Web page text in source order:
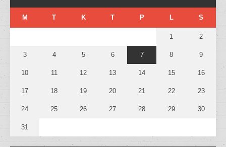
M T K T P L S
1 2
3 4 5 6 7 8 9
10 11 12 13 14 15 16
17 18 19 20 21 22 23
24 25 26 27 28 29 30
31